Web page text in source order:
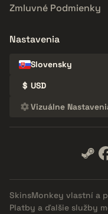
Zmluvné Podmienky
Nastavenia
Slovensky
$ USD
Vizuálne
SkinsMonkey vlastní a
Platby a ďalšie služby